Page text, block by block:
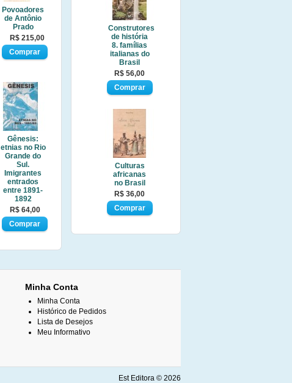
Construtores
de história
8. famílias
italianas do
Brasil
R$ 56,00
Culturas
africanas
no Brasil
R$ 36,00
Povoadores
de Antônio
Prado
R$ 215,00
Gênesis:
etnias no Rio
Grande do
Sul.
Imigrantes
entrados
entre 1891-
1892
R$ 64,00
Minha Conta
Minha Conta
Histórico de Pedidos
Lista de Desejos
Meu Informativo
Est Editora © 2026